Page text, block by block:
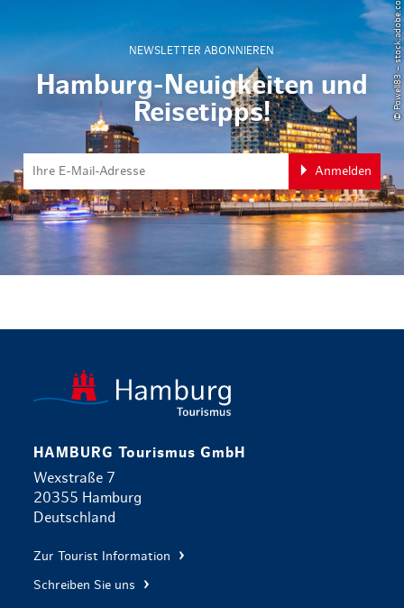
NEWSLETTER ABONNIEREN
Hamburg-Neuigkeiten und
Reisetipps!
Anmelden
© Powell83 – stock.adobe.com
HAMBURG Tourismus GmbH
Wexstraße 7
20355 Hamburg
Deutschland
Zur Tourist Information
Schreiben Sie uns